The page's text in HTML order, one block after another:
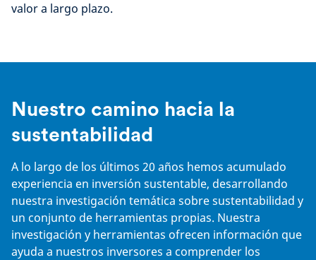
valor a largo plazo.
Nuestro camino hacia la
sustentabilidad
A lo largo de los últimos 20 años hemos acumulado
experiencia en inversión sustentable, desarrollando
nuestra investigación temática sobre sustentabilidad y
un conjunto de herramientas propias. Nuestra
investigación y herramientas ofrecen información que
ayuda a nuestros inversores a comprender los